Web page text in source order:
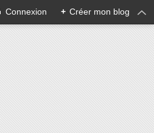
Connexion + Créer mon blog